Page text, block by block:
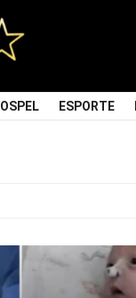
ESPORTE